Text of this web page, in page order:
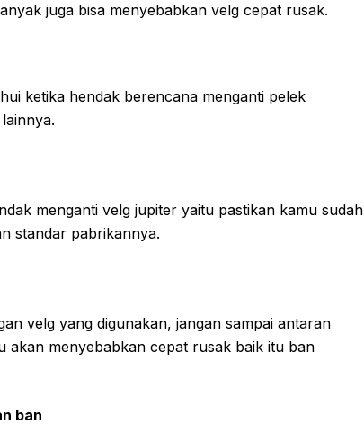
juga bisa menyebabkan velg cepat rusak.
ketika hendak berencana menganti pelek
menganti velg jupiter yaitu pastikan kamu sudah
standar pabrikannya.
velg yang digunakan, jangan sampai antaran
akan menyebabkan cepat rusak baik itu ban
ban